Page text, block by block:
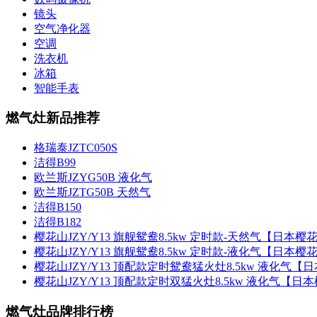
镜头
空气净化器
空调
洗衣机
冰箱
智能手表
燃气灶新品推荐
格瑞泰JZTC050S
洁得B99
欧兰斯JZYG50B 液化气
欧兰斯JZTG50B 天然气
洁得B150
洁得B182
樱花山JZY/Y13 旗舰鸳鸯8.5kw 定时款-天然气【日本樱花
樱花山JZY/Y13 旗舰鸳鸯8.5kw 定时款-液化气【日本樱花
樱花山JZY/Y13 顶配款定时鸳鸯猛火灶8.5kw 液化气【日
樱花山JZY/Y13 顶配款定时双猛火灶8.5kw 液化气【日本
燃气灶品牌排行榜